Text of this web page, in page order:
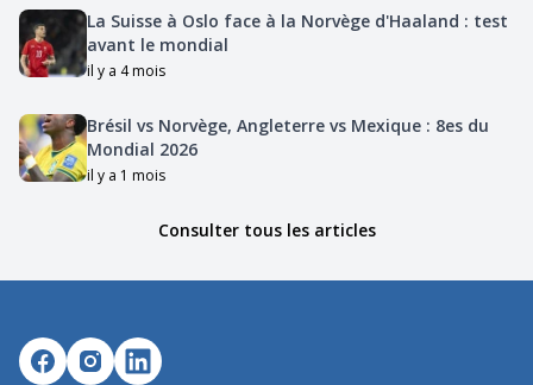
La Suisse à Oslo face à la Norvège d'Haaland : test
avant le mondial
il y a 4 mois
Brésil vs Norvège, Angleterre vs Mexique : 8es du
Mondial 2026
il y a 1 mois
Consulter tous les articles